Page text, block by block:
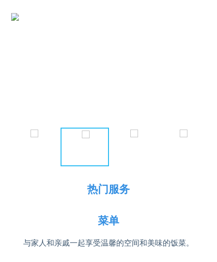
热门服务
菜单
与家人和亲戚一起享受温馨的空间和美味的饭菜。